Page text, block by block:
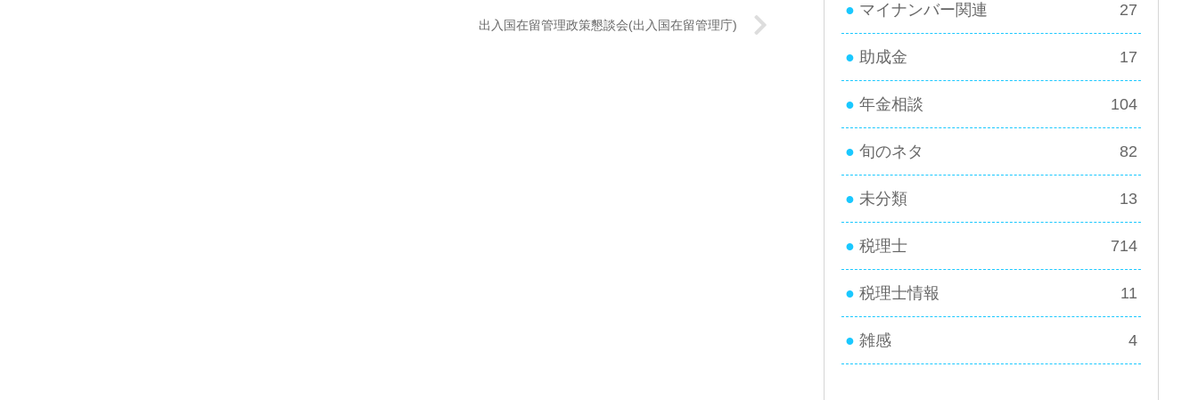
出入国在留管理政策懇談会(出入国在留管理庁)
マイナンバー関連 27
助成金 17
年金相談 104
旬のネタ 82
未分類 13
税理士 714
税理士情報 11
雑感 4